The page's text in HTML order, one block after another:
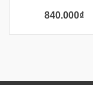
840.000₫